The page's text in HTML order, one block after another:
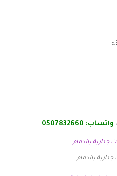
واتساب: 0507832660
بالدمام